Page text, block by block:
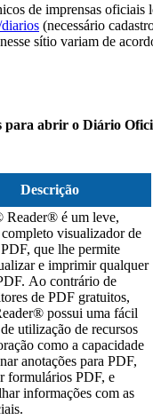
de imprensas oficiais
(necessário
sítio variam de
para abrir o Diário
Descrição
é um leve,
visualizador de
que lhe permite
e imprimir qualquer
Ao contrário de
de PDF gratuitos,
possui uma fácil
utilização de recursos
como a capacidade
anotações para PDF,
formulários PDF, e
informações com as